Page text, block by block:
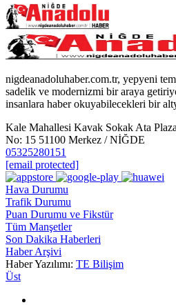
nigdeanadoluhaber.com.tr, yepyeni
sadelik ve modernizmi bir araya
insanlara haber okuyabilecekleri bir
Kale Mahallesi Kavak Sokak Ata
No: 15 51100 Merkez / NİĞDE
05325280151
[email protected]
Hava Durumu
Trafik Durumu
Puan Durumu ve Fikstür
Tüm Manşetler
Son Dakika Haberleri
Haber Arşivi
Haber Yazılımı: TE Bilişim
Üst